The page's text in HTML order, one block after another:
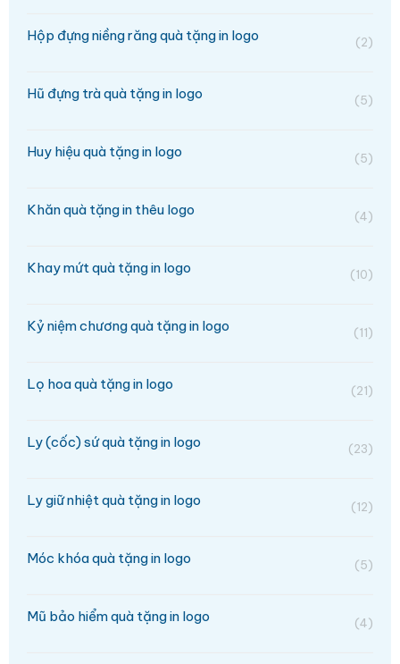
Hộp đựng niềng răng quà tặng in logo (2)
Hũ đựng trà quà tặng in logo (5)
Huy hiệu quà tặng in logo (5)
Khăn quà tặng in thêu logo (4)
Khay mứt quà tặng in logo (10)
Kỷ niệm chương quà tặng in logo (11)
Lọ hoa quà tặng in logo (21)
Ly (cốc) sứ quà tặng in logo (23)
Ly giữ nhiệt quà tặng in logo (12)
Móc khóa quà tặng in logo (5)
Mũ bảo hiểm quà tặng in logo (4)